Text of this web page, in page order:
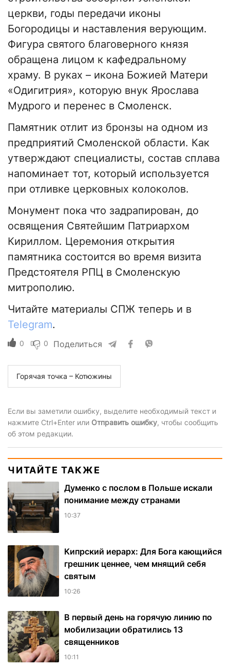
церкви, годы передачи иконы
Богородицы и наставления верующим.
Фигура святого благоверного князя
обращена лицом к кафедральному
храму. В руках – икона Божией Матери
«Одигитрия», которую внук Ярослава
Мудрого и перенес в Смоленск.
Памятник отлит из бронзы на одном из
предприятий Смоленской области. Как
утверждают специалисты, состав сплава
напоминает тот, который используется
при отливке церковных колоколов.
Монумент пока что задрапирован, до
освящения Святейшим Патриархом
Кириллом. Церемония открытия
памятника состоится во время визита
Предстоятеля РПЦ в Смоленскую
митрополию.
Читайте материалы СПЖ теперь и в
Telegram.
0 0 Поделиться
Горячая точка – Котюжины
Если вы заметили ошибку, выделите необходимый текст и
нажмите Ctrl+Enter или Отправить ошибку, чтобы сообщить
об этом редакции.
ЧИТАЙТЕ ТАКЖЕ
Думенко с послом в Польше искали
понимание между странами
10:37
Кипрский иерарх: Для Бога кающийся
грешник ценнее, чем мнящий себя
святым
10:26
В первый день на горячую линию по
мобилизации обратились 13
священников
10:11